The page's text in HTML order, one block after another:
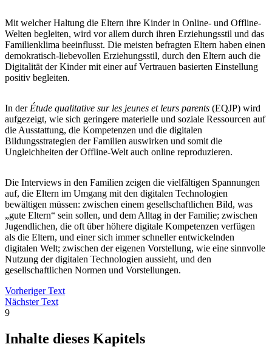
Mit welcher Haltung die Eltern ihre Kinder in Online- und Offline-
Welten begleiten, wird vor allem durch ihren Erziehungsstil und das
Familienklima beeinflusst. Die meisten befragten Eltern haben einen
demokratisch-liebevollen Erziehungsstil, durch den Eltern auch die
Digitalität der Kinder mit einer auf Vertrauen basierten Einstellung
positiv begleiten.
In der Étude qualitative sur les jeunes et leurs parents (EQJP) wird
aufgezeigt, wie sich geringere materielle und soziale Ressourcen auf
die Ausstattung, die Kompetenzen und die digitalen
Bildungsstrategien der Familien auswirken und somit die
Ungleichheiten der Offline-Welt auch online reproduzieren.
Die Interviews in den Familien zeigen die vielfältigen Spannungen
auf, die Eltern im Umgang mit den digitalen Technologien
bewältigen müssen: zwischen einem gesellschaftlichen Bild, was
„gute Eltern“ sein sollen, und dem Alltag in der Familie; zwischen
Jugendlichen, die oft über höhere digitale Kompetenzen verfügen
als die Eltern, und einer sich immer schneller entwickelnden
digitalen Welt; zwischen der eigenen Vorstellung, wie eine sinnvolle
Nutzung der digitalen Technologien aussieht, und den
gesellschaftlichen Normen und Vorstellungen.
Vorheriger Text
Nächster Text
9
Inhalte dieses Kapitels